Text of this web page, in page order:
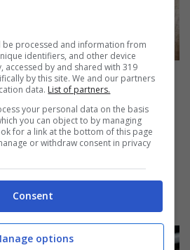
°C per circa 15 minuti
la crosticina dorata in
be processed and information from
identifiers, and other device
accessed by and shared with 319
by this site. We and our partners
data. List of partners.
your personal data on the basis
you can object to by managing
for a link at the bottom of this page
or withdraw consent in privacy
Consent
options